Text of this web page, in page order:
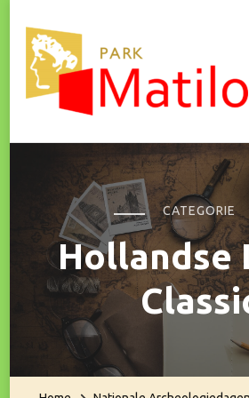
Park Matilo
CATEGORIE
Hollandse